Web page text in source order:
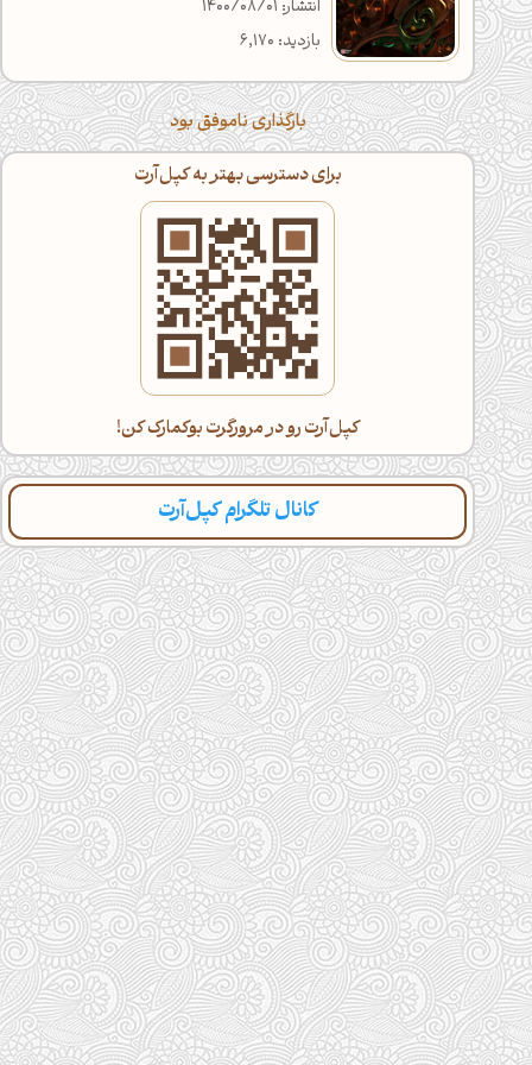
انتشار: 1400/08/01
بازدید: 6,170
بارگذاری ناموفق بود
برای دسترسی بهتر به کپل‌آرت
کپل‌آرت رو در مرورگرت بوکمارک کن!
کانال تلگرام کپل‌آرت